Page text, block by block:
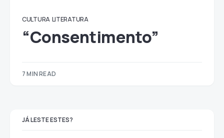
CULTURA LITERATURA
“Consentimento”
7 MIN READ
JÁ LESTE ESTES?